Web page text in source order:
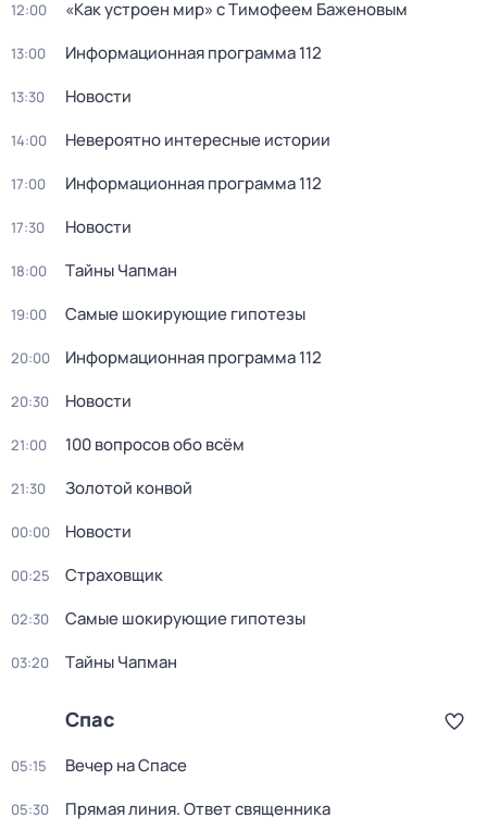
12:00 «Как устроен мир» с Тимофеем Баженовым
13:00 Информационная программа 112
13:30 Новости
14:00 Невероятно интересные истории
17:00 Информационная программа 112
17:30 Новости
18:00 Тaйны Чапман
19:00 Самые шoкиpующие гипотезы
20:00 Информационная программа 112
20:30 Новости
21:00 100 вопросов обо всём
21:30 Золотой конвой
00:00 Новости
00:25 Страховщик
02:30 Самые шoкиpующие гипотезы
03:20 Тaйны Чапман
Спас
05:15 Вечер на Спасе
05:30 Прямая линия. Ответ священника